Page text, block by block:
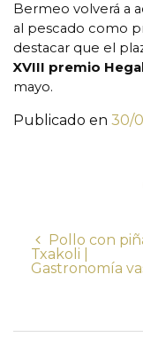
Bermeo volverá a
al pescado como
destacar que el
XVIII premio
mayo.
Publicado en 30/
Pollo con
Txakoli |
Gastronomía